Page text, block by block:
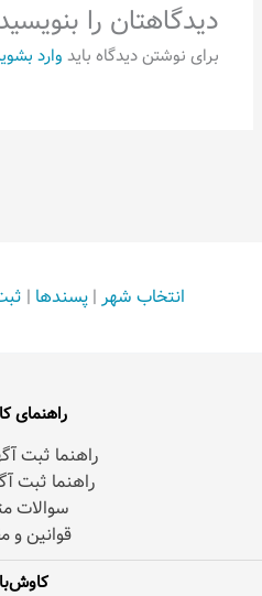
دیدگاهتان را
برای نوشتن دیدگاه باید وارد
انتخاب شهر | پسندها |
راهنمای
راهنما ثبت
راهنما ثبت
سوالات
قوانین و